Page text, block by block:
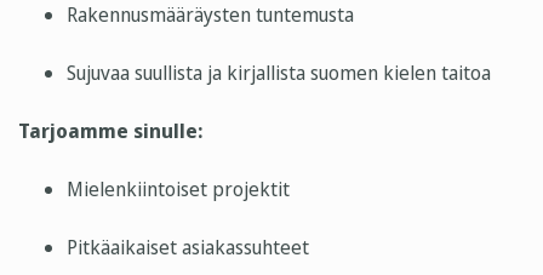
Rakennusmääräysten tuntemusta
Sujuvaa suullista ja kirjallista suomen kielen taitoa
Tarjoamme sinulle:
Mielenkiintoiset projektit
Pitkäaikaiset asiakassuhteet